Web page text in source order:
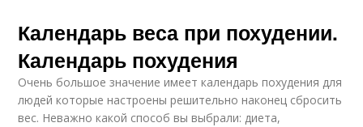
Календарь веса при похудении.
Календарь похудения
Очень большое значение имеет календарь похудения для
людей которые настроены решительно наконец сбросить
вес. Неважно какой способ вы выбрали: диета,